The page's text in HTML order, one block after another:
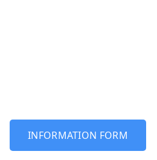
INFORMATION FORM